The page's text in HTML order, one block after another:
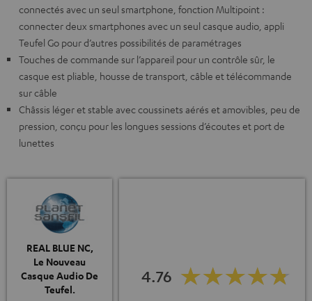
connectés avec un seul smartphone, fonction Multipoint :
connecter deux smartphones avec un seul casque audio, appli
Teufel Go pour d’autres possibilités de paramétrages
Touches de commande sur l’appareil pour un contrôle sûr, le
casque est pliable, housse de transport, câble et télécommande
sur câble
Châssis léger et stable avec coussinets aérés et amovibles, peu de
pression, conçu pour les longues sessions d’écoutes et port de
lunettes
REAL BLUE NC,
Le Nouveau
Casque Audio De
Teufel.
4.76